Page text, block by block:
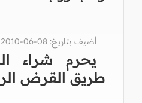
أضيف بتاريخ: 08-06-2010
يحرم شراء
طريق القرض